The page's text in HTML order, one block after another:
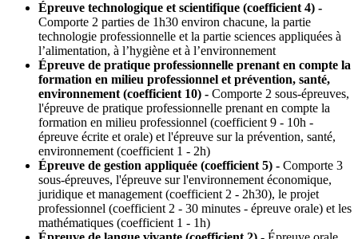
Épreuve technologique et scientifique (coefficient 4) -
Comporte 2 parties de 1h30 environ chacune, la partie
technologie professionnelle et la partie sciences appliquées à
l’alimentation, à l’hygiène et à l’environnement
Épreuve de pratique professionnelle prenant en compte la
formation en milieu professionnel et prévention, santé,
environnement (coefficient 10) - Comporte 2 sous-épreuves,
l'épreuve de pratique professionnelle prenant en compte la
formation en milieu professionnel (coefficient 9 - 10h -
épreuve écrite et orale) et l'épreuve sur la prévention, santé,
environnement (coefficient 1 - 2h)
Épreuve de gestion appliquée (coefficient 5) - Comporte 3
sous-épreuves, l'épreuve sur l'environnement économique,
juridique et management (coefficient 2 - 2h30), le projet
professionnel (coefficient 2 - 30 minutes - épreuve orale) et les
mathématiques (coefficient 1 - 1h)